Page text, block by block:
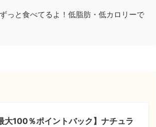
っと食べてるよ！低脂肪・低カロリーで
大100％ポイントバック】ナチュラ